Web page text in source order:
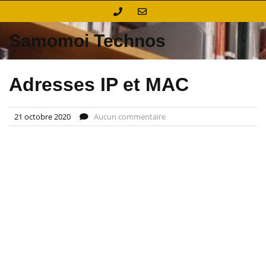
Samomoi Technos
Adresses IP et MAC
21 octobre 2020 Aucun commentaire